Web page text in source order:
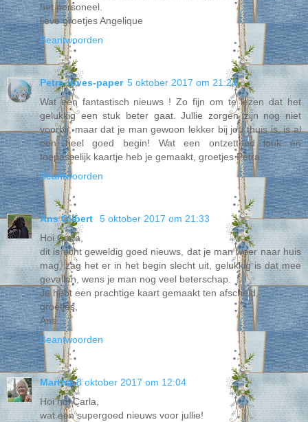
het personeel.
lieve groetjes Angelique
Beantwoorden
Petra-loves-paper 5 oktober 2017 om 21:24
Wat een fantastisch nieuws ! Zo fijn om te lezen dat het
gelukkig een stuk beter gaat. Jullie zorgen zijn nog niet
voorbij, maar dat je man gewoon lekker bij jou thuis is, is al
een heel goed begin! Wat een ontzettend leuk en
toepasselijk kaartje heb je gemaakt, groetjes Petra
Beantwoorden
Ans Gilbert
5 oktober 2017 om 21:33
Hoi Carla,
dit is echt geweldig goed nieuws, dat je man weer naar huis
mag, zag het er in het begin slecht uit, gelukkig is dat mee
gevallen, wens je man nog veel beterschap.
Je hebt een prachtige kaart gemaakt ten afscheid,
groetjes,
Ans
Beantwoorden
Martha 8 oktober 2017 om 12:04
Hoi hoi Carla,
wat een supergoed nieuws voor jullie!